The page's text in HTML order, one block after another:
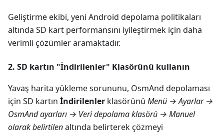
Geliştirme ekibi, yeni Android depolama politikaları
altında SD kart performansını iyileştirmek için daha
verimli çözümler aramaktadır.
2. SD kartın "İndirilenler" Klasörünü kullanın
Yavaş harita yükleme sorununu, OsmAnd depolaması
için SD kartın İndirilenler klasörünü Menü → Ayarlar →
OsmAnd ayarları → Veri depolama klasörü → Manuel
olarak belirtilenaltında belirterek çözmeyi